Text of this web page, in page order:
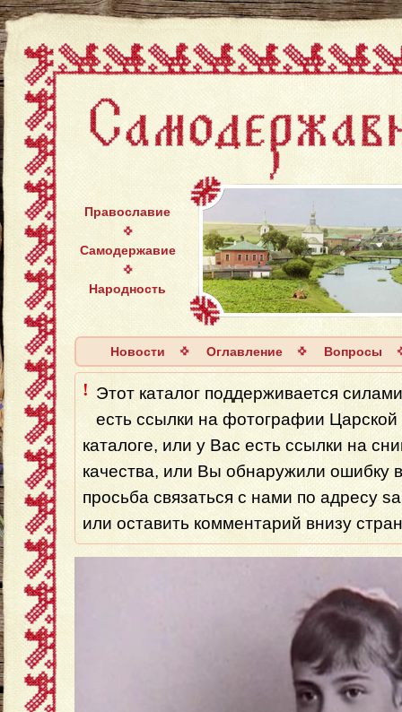
Православие
Самодержавие
Народность
Новости Оглавление Вопросы
! Этот каталог поддерживается
есть ссылки на фотографии
каталоге, или у Вас есть ссылки на
качества, или Вы обнаружили ошибку
просьба связаться с нами по адресу
или оставить комментарий внизу